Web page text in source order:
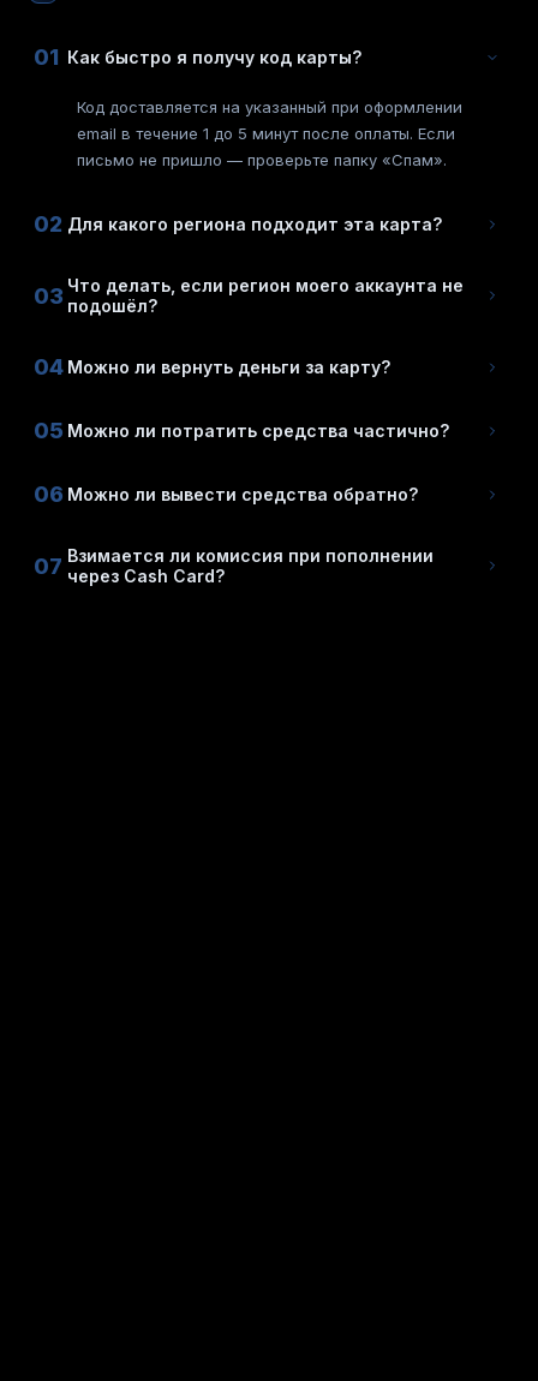
01 Как быстро я получу код карты?
Код доставляется на указанный при оформлении
email в течение 1 до 5 минут после оплаты. Если
письмо не пришло — проверьте папку «Спам».
02 Для какого региона подходит эта карта?
03 Что делать, если регион моего аккаунта не
подошёл?
04 Можно ли вернуть деньги за карту?
05 Можно ли потратить средства частично?
06 Можно ли вывести средства обратно?
07 Взимается ли комиссия при пополнении
через Cash Card?